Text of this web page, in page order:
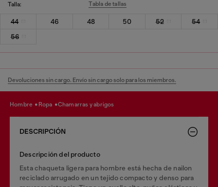
Talla: Tabla de tallas
44 46 48 50 52
54
56
Devoluciones sin cargo. Envío sin cargo solo para los miembros.
hombre ropa chamarras y abrigos
DESCRIPCIÓN
Descripción del producto
Esta chaqueta ligera para hombre está hecha de nailon
reciclado arrugado en un tejido compacto y denso para